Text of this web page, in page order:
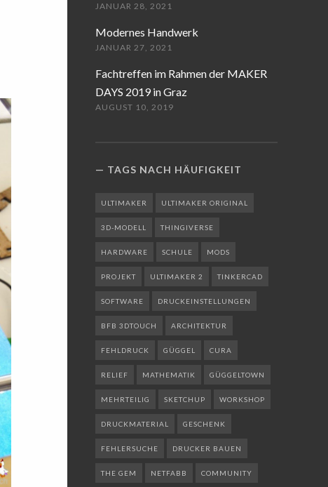
JANUAR 28, 2021
Modernes Handwerk
JANUAR 27, 2021
Fachtreffen im Rahmen der MAKER
DAYS 2019 in Graz
AUGUST 10, 2019
TAGS NACH HÄUFIGKEIT
ULTIMAKER ULTIMAKER ORIGINAL
3D-MODELL THINGIVERSE
HARDWARE SCHULE MODS
PROJEKT ULTIMAKER 2 TINKERCAD
SOFTWARE DRUCKEINSTELLUNGEN
BFB 3DTOUCH ARCHITEKTUR
FEHLDRUCK GÜGGEL CURA
RELIEF MATHEMATIK GÜGGELTOWN
MEHRTEILIG SKETCHUP WORKSHOP
DRUCKMATERIAL GESCHENK
FEHLERSUCHE DRUCKER BAUEN
THE GEM NETFABB COMMUNITY